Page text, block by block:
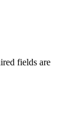
fields are